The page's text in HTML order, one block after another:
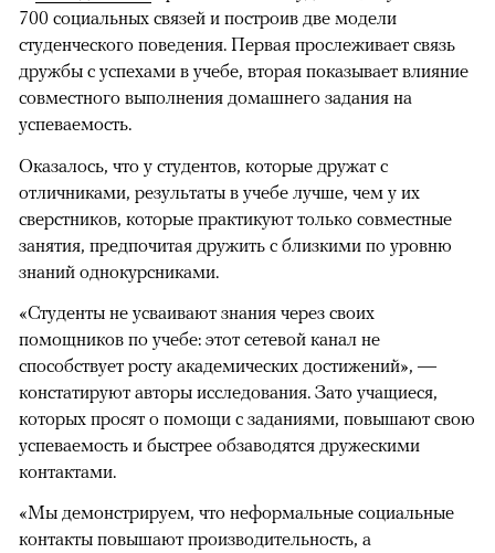
700 социальных связей и построив две модели
студенческого поведения. Первая прослеживает связь
дружбы с успехами в учебе, вторая показывает влияние
совместного выполнения домашнего задания на
успеваемость.
00:00 / 00:00
Оказалось, что у студентов, которые дружат с
отличниками, результаты в учебе лучше, чем у их
сверстников, которые практикуют только совместные
занятия, предпочитая дружить с близкими по уровню
знаний однокурсниками.
«Студенты не усваивают знания через своих
помощников по учебе: этот сетевой канал не
способствует росту академических достижений», —
констатируют авторы исследования. Зато учащиеся,
которых просят о помощи с заданиями, повышают свою
успеваемость и быстрее обзаводятся дружескими
контактами.
«Мы демонстрируем, что неформальные социальные
контакты повышают производительность, а